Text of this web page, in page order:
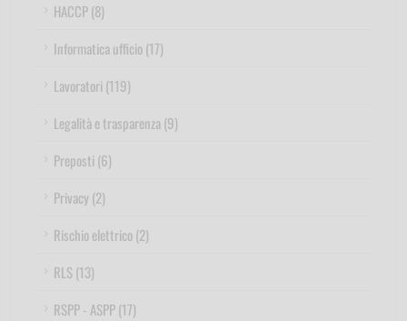
HACCP (8)
Informatica ufficio (17)
Lavoratori (119)
Legalità e trasparenza (9)
Preposti (6)
Privacy (2)
Rischio elettrico (2)
RLS (13)
RSPP - ASPP (17)